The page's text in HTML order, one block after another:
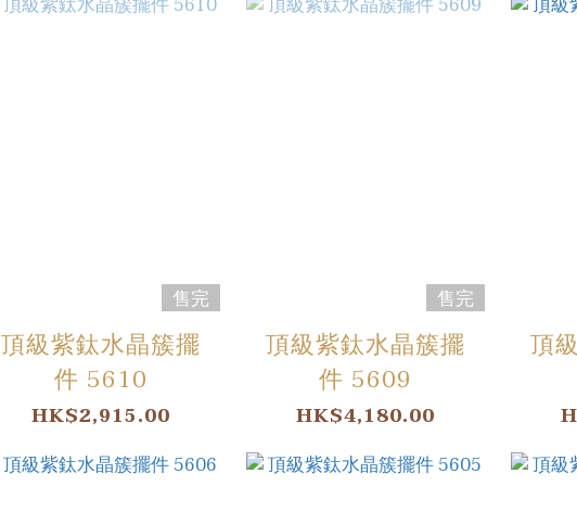
售完
頂級紫鈦水晶簇擺
件 5610
HK$2,915.00
售完
頂級紫鈦水晶簇擺
件 5609
HK$4,180.00
頂